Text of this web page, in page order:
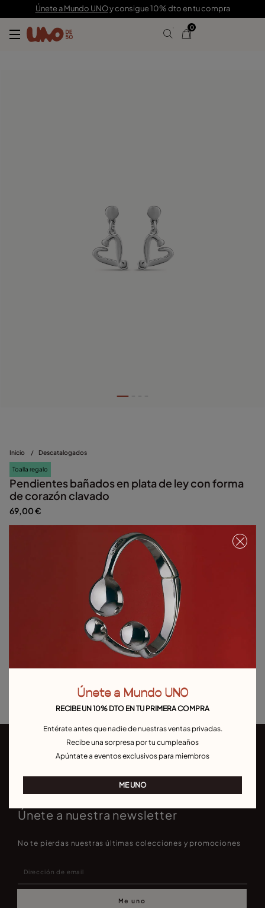
Únete a Mundo UNOy consigue 10% dto en tu compra
0
Inicio / Descatalogados
Toalla regalo
Pendientes bañados en plata de ley con forma
de corazón clavado
69,00 €
Plateado
Toalla de regalo a partir de 120€ de compra. Válido hasta el 31/08 o hasta
No disponible
Artículo sin stock. Avísame
Devoluciones y envíos
Guía de tallas y ajustes
Únete a nuestra newsletter
No te pierdas nuestras últimas colecciones y promociones
Me uno
Únete a Mundo UNO
RECIBE UN 10% DTO EN TU PRIMERA COMPRA
Entérate antes que nadie de nuestras ventas privadas.
Recibe una sorpresa por tu cumpleaños
Apúntate a eventos exclusivos para miembros
ME UNO